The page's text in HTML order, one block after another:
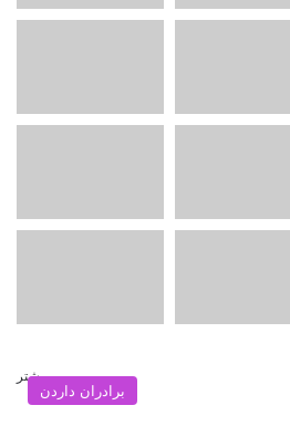
بیشتر
برادران داردن